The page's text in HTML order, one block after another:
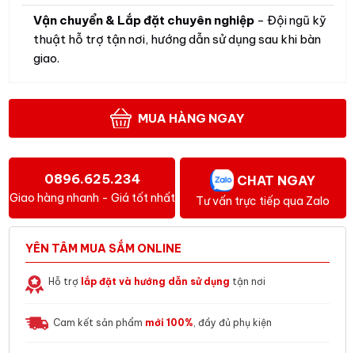
Vận chuyển & Lắp đặt chuyên nghiệp - Đội ngũ kỹ
thuật hỗ trợ tận nơi, hướng dẫn sử dụng sau khi bàn
giao.
MUA HÀNG NGAY
0896.625.234
Giao hàng nhanh - Giá tốt nhất
CHAT NGAY
Tư vấn trực tiếp qua Zalo
YÊN TÂM MUA SẮM ONLINE
Hỗ trợ lắp đặt và hướng dẫn sử dụng tận nơi
Cam kết sản phẩm mới 100% , đầy đủ phụ kiện